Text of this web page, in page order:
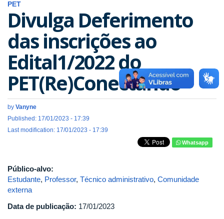
PET
Divulga Deferimento
das inscrições ao
Edital1/2022 do
PET(Re)Conectando
by Vanyne
Published: 17/01/2023 - 17:39
Last modification: 17/01/2023 - 17:39
Whatsapp
Público-alvo:
Estudante, Professor, Técnico administrativo, Comunidade
externa
Data de publicação: 17/01/2023